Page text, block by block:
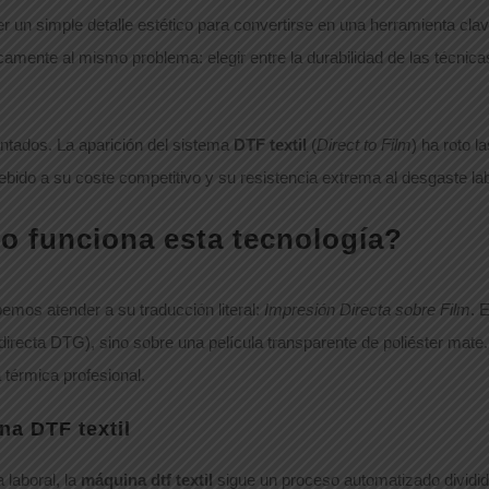
un simple detalle estético para convertirse en una herramienta
al mismo problema: elegir entre la durabilidad de las
La aparición del sistema DTF textil (Direct to Film) ha roto
a su coste competitivo y su resistencia extrema al desgaste
funciona esta tecnología?
atender a su traducción literal: Impresión Directa sobre Film.
DTG), sino sobre una película transparente de poliéster
profesional.
DTF textil
laboral, la máquina dtf textil sigue un proceso automatizado